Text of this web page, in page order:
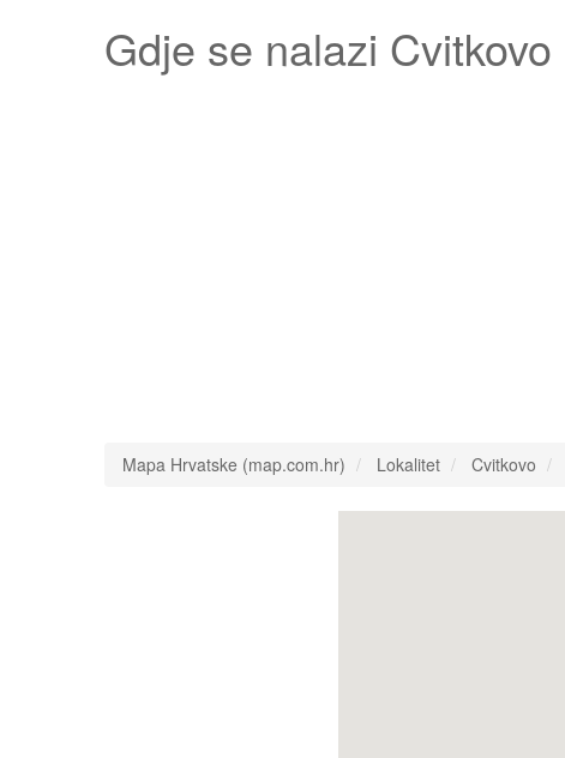
Gdje se nalazi Cvitkovo
Mapa Hrvatske (map.com.hr) Lokalitet Cvitkovo